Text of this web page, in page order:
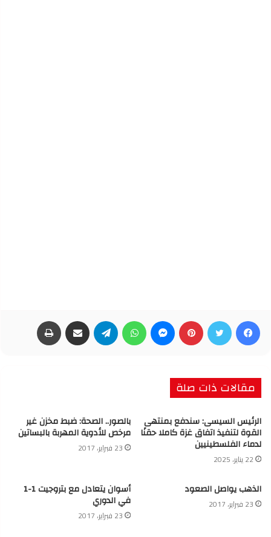
فيسبوك تويتر بينتيريست ماسنجر واتساب تيلقرام مشاركة عبر البريد
مقالات ذات صلة
الرئيس السيسى: سندفع بمنتهى
القوة لتنفيذ اتفاق غزة كاملا حقنًا
لدماء الفلسطينيين
22 يناير، 2025
بالصور.. الصحة: ضبط مخزن غير
مرخص للأدوية المهربة بالبساتين
23 فبراير، 2017
الذهب يواصل الصعود
23 فبراير، 2017
أسوان يتعادل مع بتروجيت 1-1
في الدوري
23 فبراير، 2017